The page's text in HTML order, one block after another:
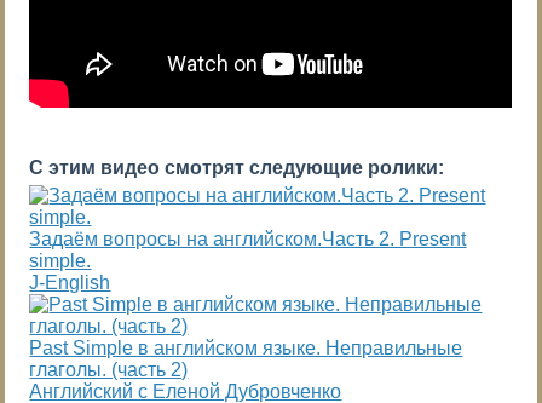
С этим видео смотрят следующие ролики:
Задаём вопросы на английском.Часть 2. Present
simple.
J-English
Past Simple в английском языке. Неправильные
глаголы. (часть 2)
Английский с Еленой Дубровченко